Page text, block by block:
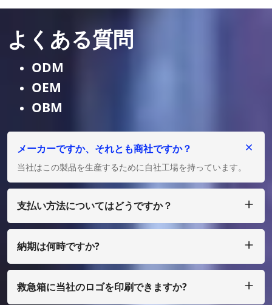
よくある質問
ODM
OEM
OBM
メーカーですか、それとも商社ですか？
当社はこの製品を生産するために自社工場を持っています。
支払い方法についてはどうですか？
は、ペイパル、ウェスタン ユニオン、マネーグラム、エスク
ローなどで支払うことができます。
納期は何時ですか?
救急箱に当社のロゴを印刷できますか?